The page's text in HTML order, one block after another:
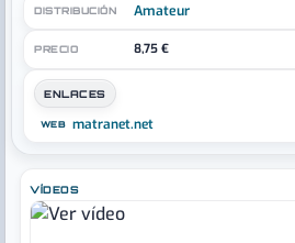
VÍDEOS
DISTRIBUCIÓN Amateur
PRECIO 8,75 €
ENLACES
WEB matranet.net